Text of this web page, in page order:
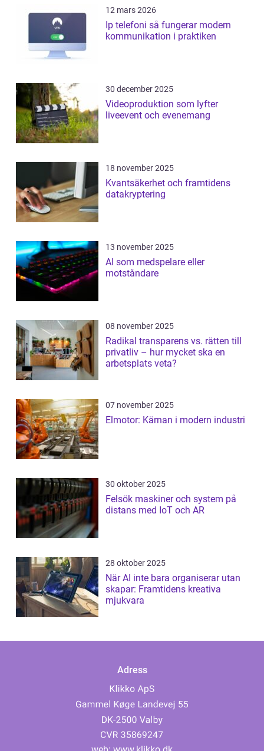
12 mars 2026
Ip telefoni så fungerar modern
kommunikation i praktiken
30 december 2025
Videoproduktion som lyfter
liveevent och evenemang
18 november 2025
Kvantsäkerhet och framtidens
datakryptering
13 november 2025
AI som medspelare eller
motståndare
08 november 2025
Radikal transparens vs. rätten till
privatliv – hur mycket ska en
arbetsplats veta?
07 november 2025
Elmotor: Kärnan i modern industri
30 oktober 2025
Felsök maskiner och system på
distans med IoT och AR
28 oktober 2025
När AI inte bara organiserar utan
skapar: Framtidens kreativa
mjukvara
Adress